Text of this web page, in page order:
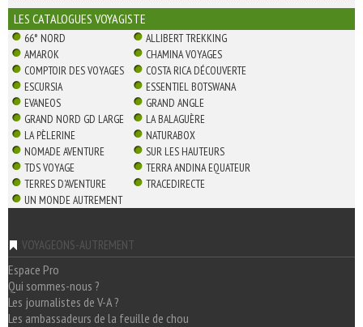
LES CATALOGUES VOYAGISTE
66° NORD
ALLIBERT TREKKING
AMAROK
CHAMINA VOYAGES
COMPTOIR DES VOYAGES
COSTA RICA DÉCOUVERTE
ESCURSIA
ESSENTIEL BOTSWANA
EVANEOS
GRAND ANGLE
GRAND NORD GD LARGE
LA BALAGUÈRE
LA PÈLERINE
NATURABOX
NOMADE AVENTURE
SUR LES HAUTEURS
TDS VOYAGE
TERRA ANDINA EQUATEUR
TERRES D'AVENTURE
TRACEDIRECTE
UN MONDE AUTREMENT
VOYAGEONS-AUTREMENT
Espace Pro
Qui sommes-nous ?
Les journalistes de V-A ?
Les ambassadeurs de la feuille de chou